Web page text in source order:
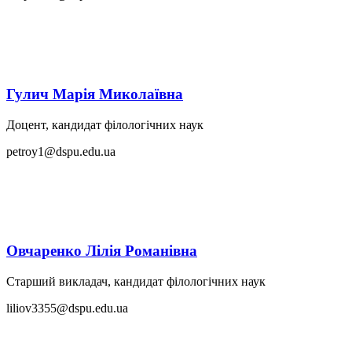
Гулич Марія Миколаївна
Доцент, кандидат філологічних наук
petroy1@dspu.edu.ua
Овчаренко Лілія Романівна
Старший викладач, кандидат філологічних наук
liliov3355@dspu.edu.ua